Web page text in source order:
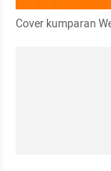
Cover kumparan